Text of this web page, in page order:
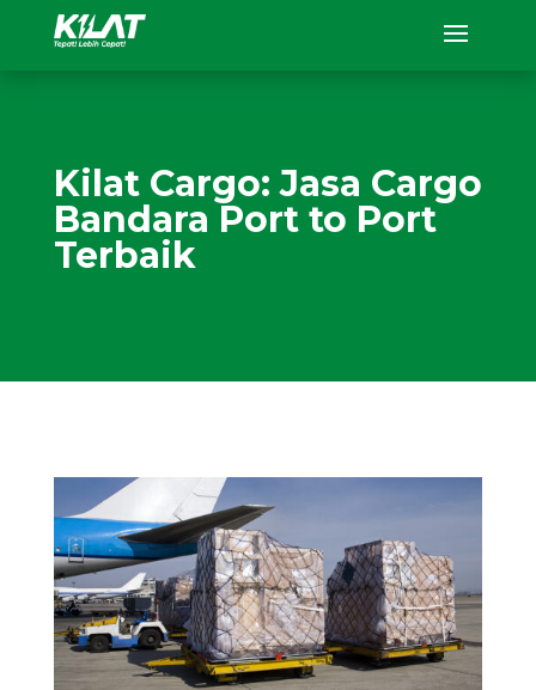
Kilat Cargo: Jasa Cargo
Bandara Port to Port
Terbaik